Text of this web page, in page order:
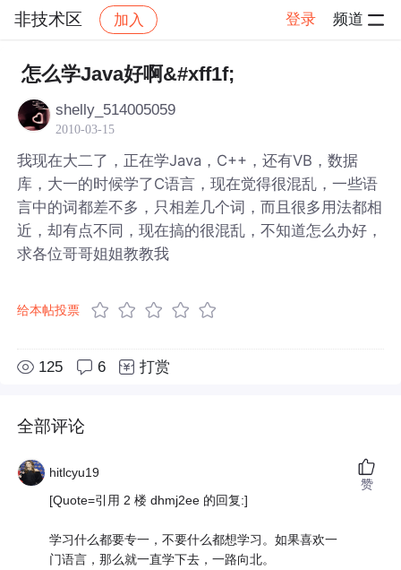
非技术区 加入 登录 频道
社区 非技术区 帖子详情
怎么学Java好啊&#xff1f;
shelly_514005059
2010-03-15
我现在大二了，正在学Java，C++，还有VB，数据
库，大一的时候学了C语言，现在觉得很混乱，一些语
言中的词都差不多，只相差几个词，而且很多用法都相
近，却有点不同，现在搞的很混乱，不知道怎么办好，
求各位哥哥姐姐教教我
给本帖投票
125 6 打赏
全部评论
hitlcyu19
[Quote=引用 2 楼 dhmj2ee 的回复:]
学习什么都要专一，不要什么都想学习。如果喜欢一
门语言，那么就一直学下去，一路向北。
赞